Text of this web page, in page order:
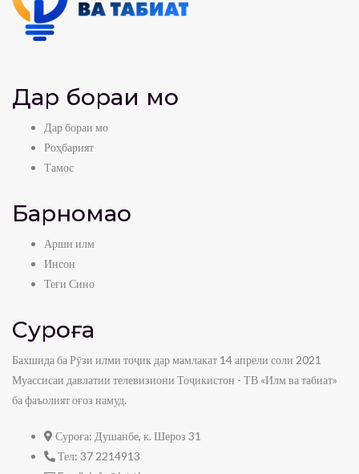
Дар бораи мо
Дар бораи мо
Роҳбарият
Тамос
Барномаҳо
Арши илм
Инсон
Теғи Сино
Суроға
Бахшида ба Рӯзи илми тоҷик дар мамлакат 14 апрели соли 2021
Муассисаи давлатии телевизиони Тоҷикистон - ТВ «Илм ва табиат»
ба фаъолият оғоз намуд.
Суроға: Душанбе, к. Шероз 31
Тел: 37 2214913